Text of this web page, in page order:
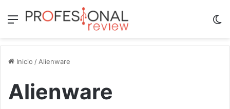
Menú
Inicio /Alienware
Alienware